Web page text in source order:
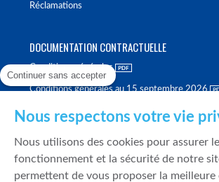
Réclamations
DOCUMENTATION CONTRACTUELLE
Conditions générales
Conditions générales au 15 septembre 2026
Politique de meilleure sélection
Politique de durabilité
Continuer sans accepter
Nous respectons votre vie
Nous utilisons des cookies pour assurer
fonctionnement et la sécurité de notre
permettent de vous proposer la meilleure